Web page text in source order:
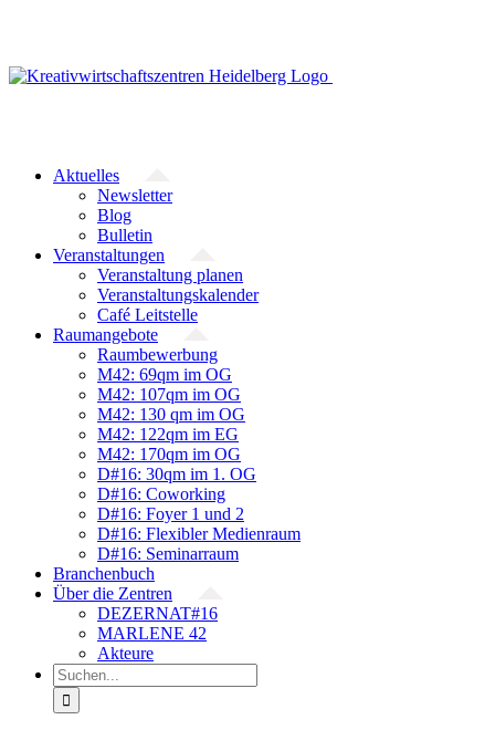
Aktuelles
Newsletter
Blog
Bulletin
Veranstaltungen
Veranstaltung planen
Veranstaltungskalender
Café Leitstelle
Raumangebote
Raumbewerbung
M42: 69qm im OG
M42: 107qm im OG
M42: 130 qm im OG
M42: 122qm im EG
M42: 170qm im OG
D#16: 30qm im 1. OG
D#16: Coworking
D#16: Foyer 1 und 2
D#16: Flexibler Medienraum
D#16: Seminarraum
Branchenbuch
Über die Zentren
DEZERNAT#16
MARLENE 42
Akteure
Suche
nach: